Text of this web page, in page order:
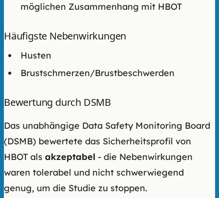
möglichen Zusammenhang mit HBOT
Häufigste Nebenwirkungen
Husten
Brustschmerzen/Brustbeschwerden
Bewertung durch DSMB
Das unabhängige Data Safety Monitoring Board
(DSMB) bewertete das Sicherheitsprofil von
HBOT als akzeptabel - die Nebenwirkungen
waren tolerabel und nicht schwerwiegend
genug, um die Studie zu stoppen.